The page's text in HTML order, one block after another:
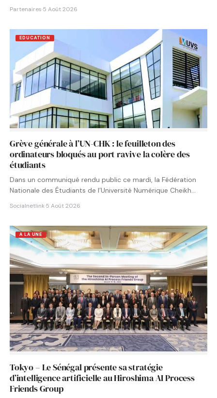
Partenaires·5 Août 2026
EDUCATION
Grève générale à l’UN-CHK : le feuilleton des
ordinateurs bloqués au port ravive la colère des
étudiants
Dans un communiqué rendu public ce mardi, la Fédération
Nationale des Étudiants de l’Université Numérique Cheikh
Socialnetlink·5 Août 2026
A LA UNE
Tokyo – Le Sénégal présente sa stratégie
d’intelligence artificielle au Hiroshima AI Process
Friends Group